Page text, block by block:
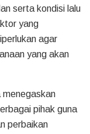
serta kondisi lalu
yang
agar
yang akan
menegaskan
pihak guna
perbaikan